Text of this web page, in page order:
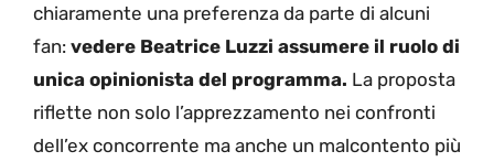
chiaramente una preferenza da parte di alcuni
fan: vedere Beatrice Luzzi assumere il ruolo di
unica opinionista del programma. La proposta
riflette non solo l’apprezzamento nei confronti
dell’ex concorrente ma anche un malcontento più